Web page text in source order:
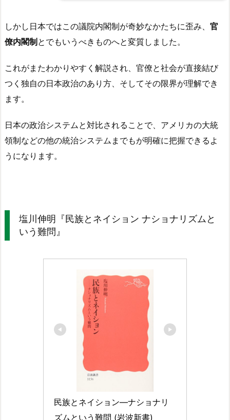
しかし日本ではこの議院内閣制が奇妙なかたちに歪み、 官
僚内閣制 とでもいうべきものへと変質しました。
これがまたわかりやすく解説され、官僚と社会が直接結び
つく独自の日本政治のあり方、そしてその限界が理解でき
ます。
日本の政治システムと対比されることで、アメリカの大統
領制などの他の統治システムまでもが明確に把握できるよ
うになります。
塩川伸明『民族とネイション ナショナリズムと
いう難問』
民族とネイション―ナショナリ
ズムという難問 (岩波新書)